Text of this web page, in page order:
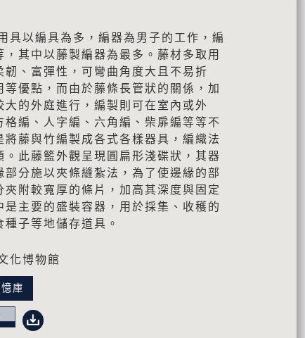
具以編具為多，編器為男子的工作，編
其中以藤製編器為最多。藤材多取用
韌、富彈性，可彎曲角度大且不易折
等優點，而由於藤條長管狀的關係，加
大的外庭進行，編製則可在室內或外
格編、人字編、六角編、柴扉編等等不
藤與竹編製成各式各樣器具，編織法
。此藤籃外觀呈現圓扁形淺碟狀，其器
部分施以夾條縫紮法，為了使邊緣的部
附較寬厚的條片，加高其深度與固定
主要的盛裝容器，用於採集、收穫的
子等地儲存道具。
化博物館
庫